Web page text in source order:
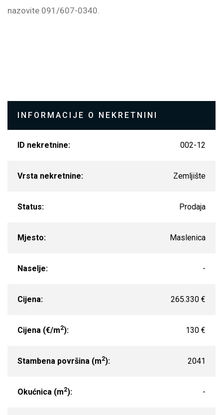
nazovite 091/607-0340.
INFORMACIJE O NEKRETNINI
ID nekretnine: 002-12
Vrsta nekretnine: Zemljište
Status: Prodaja
Mjesto: Maslenica
Naselje: -
Cijena: 265.330 €
Cijena (€/m2): 130 €
Stambena površina (m2): 2041
Okućnica (m2): -